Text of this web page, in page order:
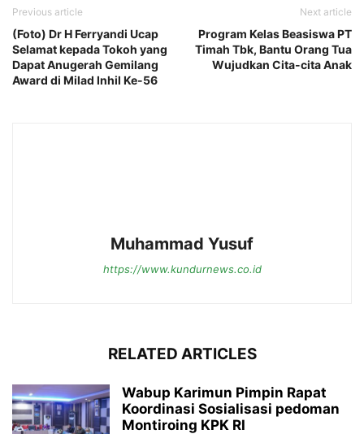
Previous article
(Foto) Dr H Ferryandi Ucap
Selamat kepada Tokoh yang
Dapat Anugerah Gemilang
Award di Milad Inhil Ke-56
Next article
Program Kelas Beasiswa PT
Timah Tbk, Bantu Orang Tua
Wujudkan Cita-cita Anak
Muhammad Yusuf
https://www.kundurnews.co.id
RELATED ARTICLES
Wabup Karimun Pimpin Rapat
Koordinasi Sosialisasi pedoman
Montiroing KPK RI